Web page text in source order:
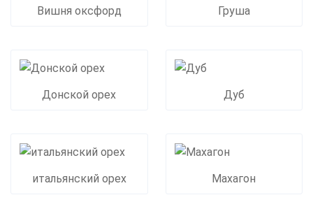
Вишня оксфорд Груша
Донской орех Дуб
итальянский орех Махагон